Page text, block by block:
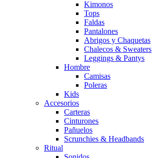
Kimonos
Tops
Faldas
Pantalones
Abrigos y Chaquetas
Chalecos & Sweaters
Leggings & Pantys
Hombre
Camisas
Poleras
Kids
Accesorios
Carteras
Cinturones
Pañuelos
Scrunchies & Headbands
Ritual